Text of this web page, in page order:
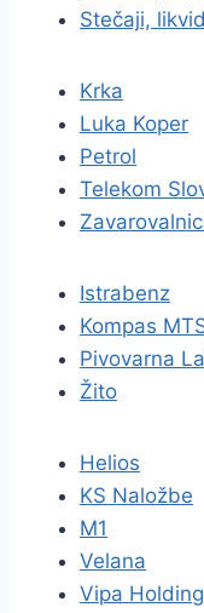
Stečaji,
Krka
Luka Koper
Petrol
Telekom
Istrabenz
Kompas
Pivovarna
Žito
Helios
KS Naložbe
M1
Velana
Vipa Holding